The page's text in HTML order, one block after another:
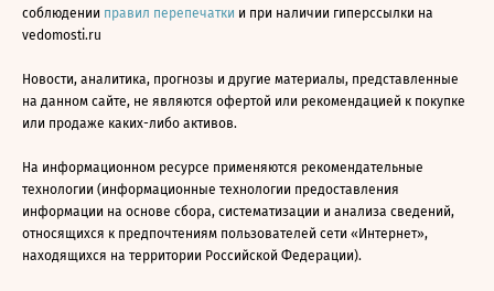
соблюдении правил перепечатки и при наличии гиперссылки на
vedomosti.ru
Новости, аналитика, прогнозы и другие материалы, представленные
на данном сайте, не являются офертой или рекомендацией к покупке
или продаже каких-либо активов.
На информационном ресурсе применяются рекомендательные
технологии (информационные технологии предоставления
информации на основе сбора, систематизации и анализа сведений,
относящихся к предпочтениям пользователей сети «Интернет»,
находящихся на территории Российской Федерации).